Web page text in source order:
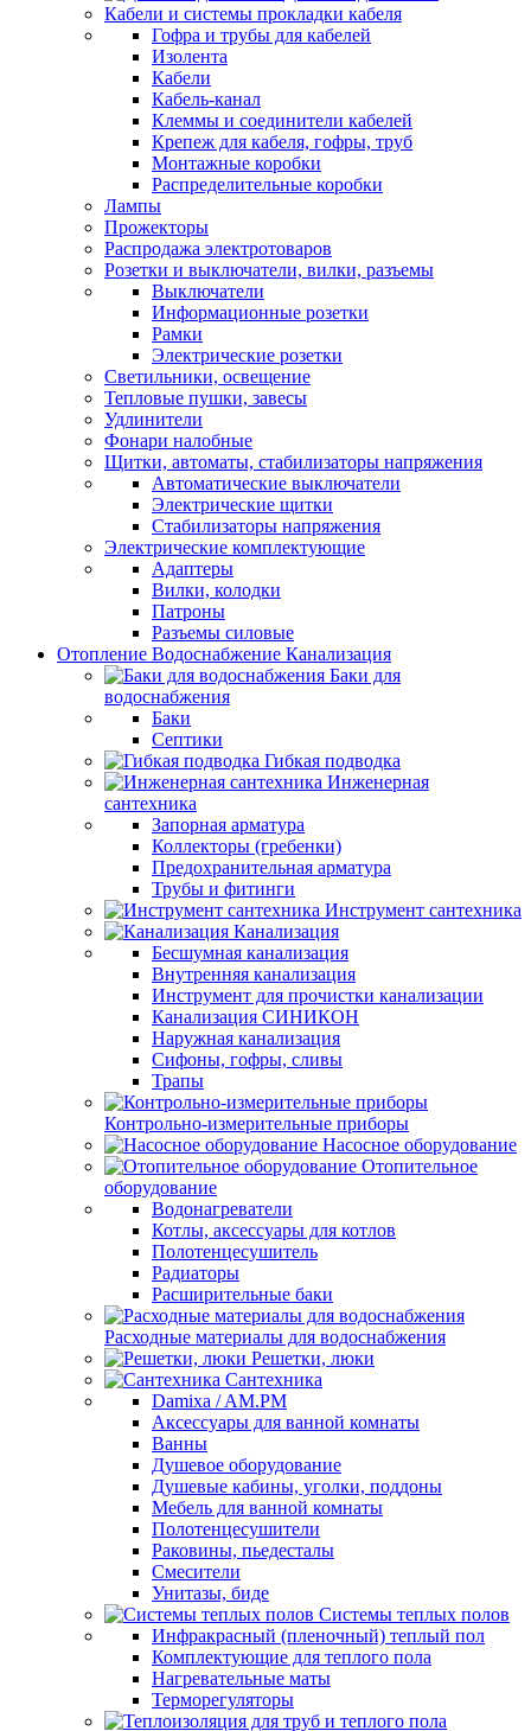
Кабели и системы прокладки кабеля
Гофра и трубы для кабелей
Изолента
Кабели
Кабель-канал
Клеммы и соединители кабелей
Крепеж для кабеля, гофры, труб
Монтажные коробки
Распределительные коробки
Лампы
Прожекторы
Распродажа электротоваров
Розетки и выключатели, вилки, разъемы
Выключатели
Информационные розетки
Рамки
Электрические розетки
Светильники, освещение
Тепловые пушки, завесы
Удлинители
Фонари налобные
Щитки, автоматы, стабилизаторы напряжения
Автоматические выключатели
Электрические щитки
Стабилизаторы напряжения
Электрические комплектующие
Адаптеры
Вилки, колодки
Патроны
Разъемы силовые
Отопление Водоснабжение Канализация
Баки для
водоснабжения
Баки
Септики
Гибкая подводка
Инженерная
сантехника
Запорная арматура
Коллекторы (гребенки)
Предохранительная арматура
Трубы и фитинги
Инструмент сантехника
Канализация
Бесшумная канализация
Внутренняя канализация
Инструмент для прочистки канализации
Канализация СИНИКОН
Наружная канализация
Сифоны, гофры, сливы
Трапы
Контрольно-измерительные приборы
Насосное оборудование
Отопительное
оборудование
Водонагреватели
Котлы, аксессуары для котлов
Полотенцесушитель
Радиаторы
Расширительные баки
Расходные материалы для водоснабжения
Решетки, люки
Сантехника
Damixa / AM.PM
Аксессуары для ванной комнаты
Ванны
Душевое оборудование
Душевые кабины, уголки, поддоны
Мебель для ванной комнаты
Полотенцесушители
Раковины, пьедесталы
Смесители
Унитазы, биде
Системы теплых полов
Инфракрасный (пленочный) теплый пол
Комплектующие для теплого пола
Нагревательные маты
Терморегуляторы